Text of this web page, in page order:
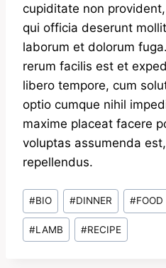
cupiditate non
qui officia deserunt
laborum et dolorum
rerum facilis est et
libero tempore, cum
optio cumque nihil
maxime placeat facere
voluptas assumenda
repellendus.
Post
Tags:
#BIO #DINNER #FOOD
#LAMB #RECIPE